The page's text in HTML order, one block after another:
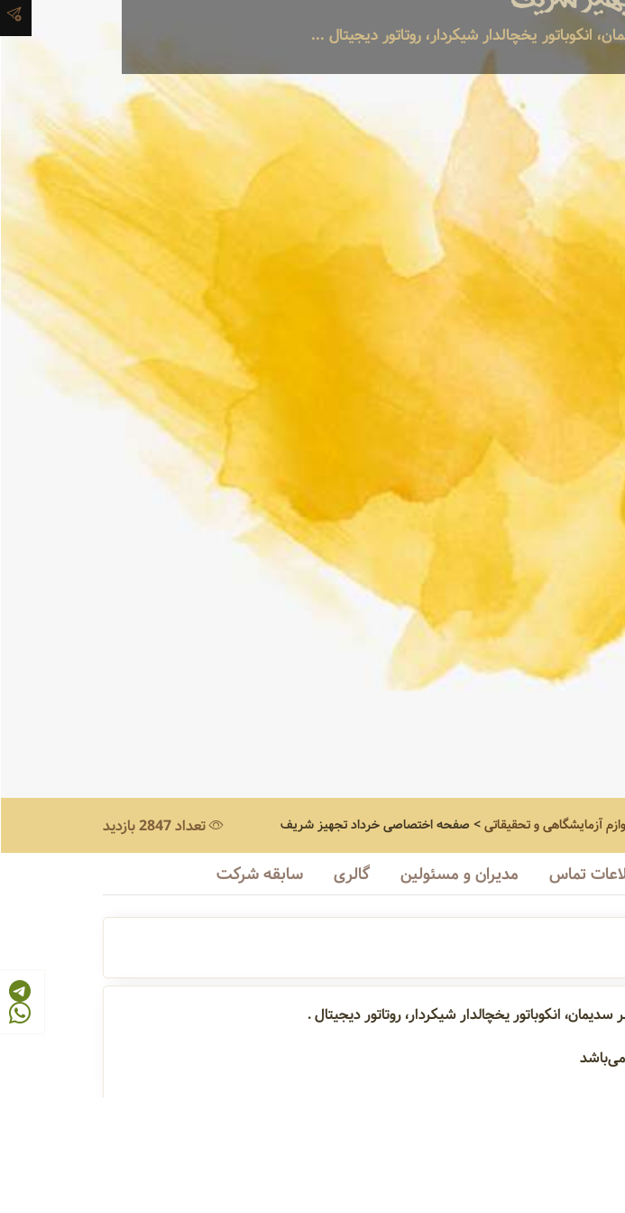
انکوباتور یخچالدار شیکردار، روتاتور دیجیتال ...
تعداد 2847 بازدید آزمایشگاهی و تحقیقاتی> صفحه اختصاصیخرداد تجهیز شریف
تماس مدیران و مسئولین گالری سابقه شرکت
انکوباتور یخچالدار شیکردار، روتاتور دیجیتال .